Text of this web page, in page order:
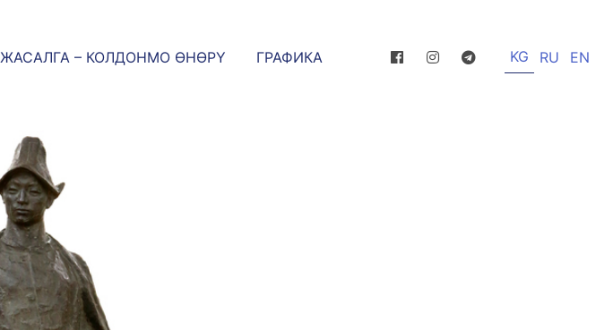
ЖАСАЛГА – КОЛДОНМО ӨНӨРҮ ГРАФИКА KG RU EN